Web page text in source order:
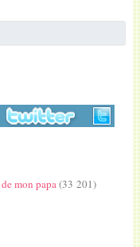
mon papa(33 201)